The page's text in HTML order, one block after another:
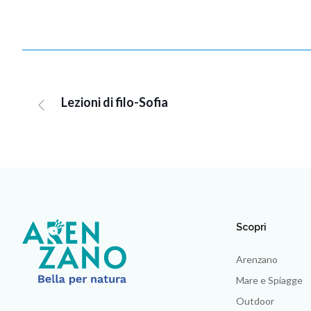
Lezioni di filo-Sofia
Scopri
Arenzano
Mare e Spiagge
Outdoor